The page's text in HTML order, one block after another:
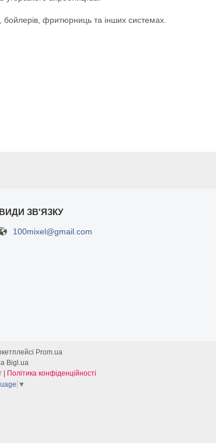
фритюрниць та інших системах.
100mixel@gmail.com
Prom.ua
Bigl.ua
Політика конфіденційності
▼